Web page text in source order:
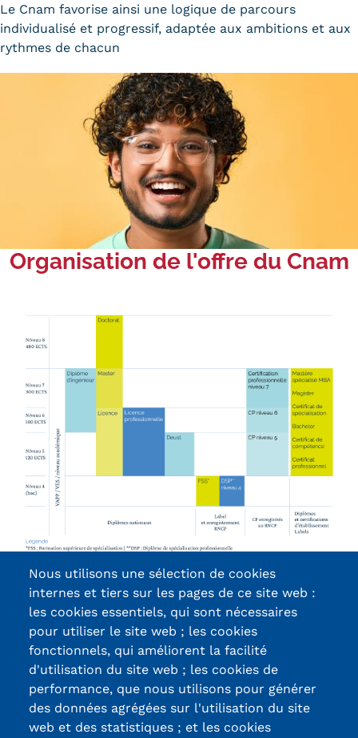
Validation des Acquis de
l'Expérience (VAE)
Validation des études
supérieures (VES)
Validation des acquis
professionnels et personnels
(VAPP)
Infos pratiques
Discrimination/égalité/mixité
Statistiques
FAQ
Téléchargements
Qualiopi
Le Cnam ICSV
Mobilité internationale et
Erasmus
Règlement intérieur
Infos élèves
Modalités d'inscription
Le Cnam favorise ainsi une logique de parcours
individualisé et progressif, adaptée aux ambitions et aux
rythmes de chacun
Organisation de l'offre du Cnam
Contactez-nous
Certifications /
Labels qualité
Nous utilisons une sélection de cookies
internes et tiers sur les pages de ce site web :
les cookies essentiels, qui sont nécessaires
pour utiliser le site web ; les cookies
fonctionnels, qui améliorent la facilité
d'utilisation du site web ; les cookies de
performance, que nous utilisons pour générer
des données agrégées sur l'utilisation du site
web et des statistiques ; et les cookies